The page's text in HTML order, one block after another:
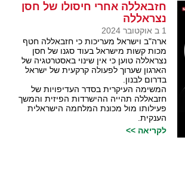
חזבאללה אחרי חיסולו של חסן
נצראללה
1 ב אוקטובר 2024
ארה"ב וישראל מעריכות כי חזבאללה חטף
מכות קשות מישראל בעוד סגנו של חסן
נצראללה טוען כי אין שינוי באסטרטגיה של
הארגון שערוך לפעולה קרקעית של ישראל
בדרום לבנון.
המשימה העיקרית בסדר העדיפויות של
חזבאללה תהייה ההישרדות הפיזית והמשך
פעילותו מול מכונת המלחמה הישראלית
הענקית.
לקריאה >>